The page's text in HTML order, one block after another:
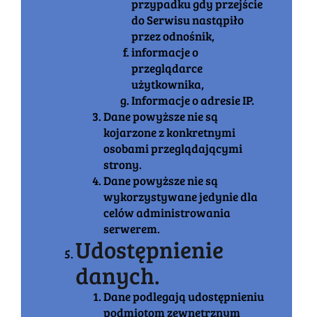
przypadku gdy przejście
do Serwisu nastąpiło
przez odnośnik,
informacje o
przeglądarce
użytkownika,
Informacje o adresie IP.
Dane powyższe nie są
kojarzone z konkretnymi
osobami przeglądającymi
strony.
Dane powyższe nie są
wykorzystywane jedynie dla
celów administrowania
serwerem.
Udostępnienie
danych.
Dane podlegają udostępnieniu
podmiotom zewnętrznym